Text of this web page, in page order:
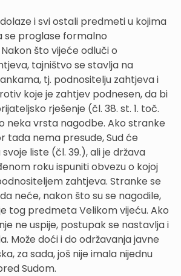
i svi ostali predmeti u kojima
se proglase formalno
što vijeće odluči o
tajništvo se stavlja na
tj. podnositelju zahtjeva i
koje je zahtjev podnesen, da bi
rješenje (čl. 38. st. 1. toč.
neka vrsta nagodbe. Ako stranke
tada nema presude, Sud će
liste (čl. 39.), ali je država
roku ispuniti obvezu o kojoj
zahtjeva. Stranke se
neće, nakon što su se nagodile,
tog predmeta Velikom vijeću. Ako
ne uspije, postupak se nastavlja i
Može doći i do održavanja javne
za sada, još nije imala nijednu
Sudom.